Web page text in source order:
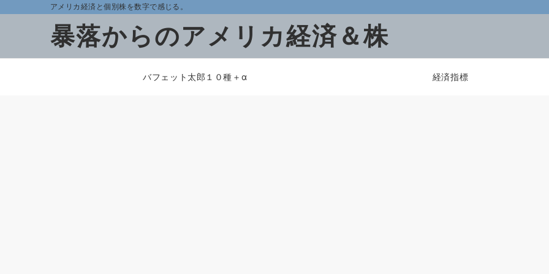
アメリカ経済と個別株を数字で感じる。
暴落からのアメリカ経済＆株
バフェット太郎１０種＋α 経済指標